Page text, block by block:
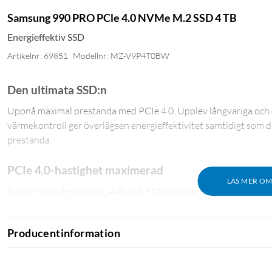
Samsung 990 PRO PCle 4.0 NVMe M.2 SSD 4 TB
Energieffektiv SSD
Artikelnr: 69851 Modellnr: MZ-V9P4T0BW
LÄS MER
Den ultimata SSD:n
Uppnå maximal prestanda med PCIe 4.0. Upplev långvariga
värmekontroll ger överlägsen energieffektivitet samtidigt som
prestanda.
PCIe 4.0-hastighet maximerad
Enorm hastighetsboost. 40% och 55% snabbare
3D-redigering, dataanalys med mera.
Banbrytande energieffektivitet
Producentinformation